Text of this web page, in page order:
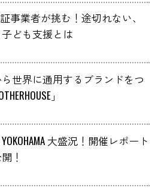
証事業者が挑む！途切れない、
ども支援とは
世界に通用するブランドをつ
」
YOKOHAMA 大盛況！開催レポート
！